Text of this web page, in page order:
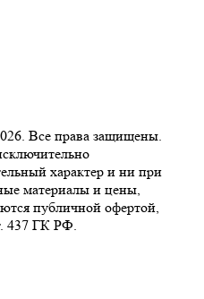
Все права защищены.
характер и ни при
материалы и цены,
публичной офертой,
437 ГК РФ.